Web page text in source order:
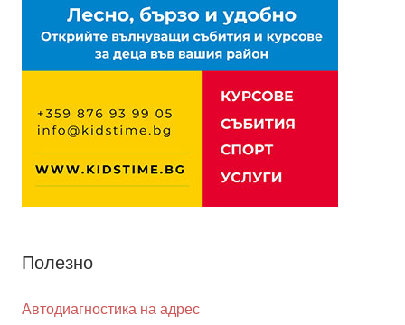
Полезно
Автодиагностика на адрес